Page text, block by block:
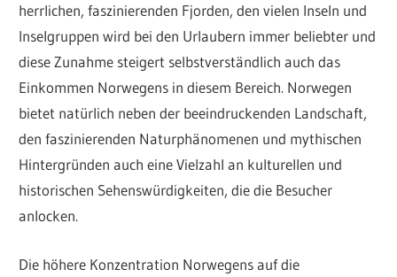
herrlichen, faszinierenden Fjorden, den vielen Inseln und
Inselgruppen wird bei den Urlaubern immer beliebter und
diese Zunahme steigert selbstverständlich auch das
Einkommen Norwegens in diesem Bereich. Norwegen
bietet natürlich neben der beeindruckenden Landschaft,
den faszinierenden Naturphänomenen und mythischen
Hintergründen auch eine Vielzahl an kulturellen und
historischen Sehenswürdigkeiten, die die Besucher
anlocken.
Die höhere Konzentration Norwegens auf die